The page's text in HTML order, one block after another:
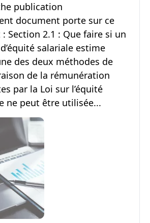
publication
document porte sur ce
Section 2.1 : Que faire si un
salariale estime
des deux méthodes de
de la rémunération
par la Loi sur l’équité
ne peut être utilisée...